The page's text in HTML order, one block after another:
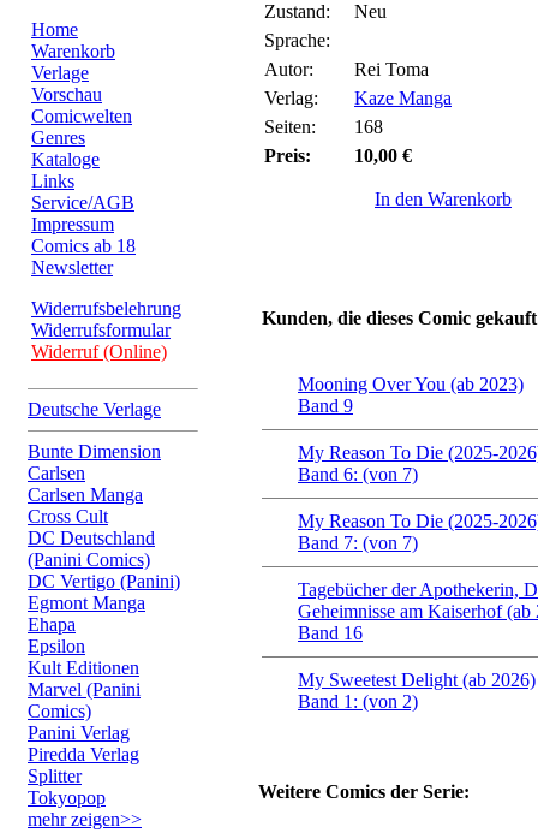
Home
Warenkorb
Verlage
Vorschau
Comicwelten
Genres
Kataloge
Links
Service/AGB
Impressum
Comics ab 18
Newsletter
Widerrufsbelehrung
Widerrufsformular
Widerruf (Online)
Deutsche Verlage
Bunte Dimension
Carlsen
Carlsen Manga
Cross Cult
DC Deutschland
(Panini Comics)
DC Vertigo (Panini)
Egmont Manga
Ehapa
Epsilon
Kult Editionen
Marvel (Panini
Comics)
Panini Verlag
Piredda Verlag
Splitter
Tokyopop
mehr zeigen>>
Zustand:
Neu
Sprache:
Autor:
Rei Toma
Verlag:
Kaze Manga
Seiten:
168
Preis:
10,00 €
In den Warenkorb
Kunden, die dieses Comic
Mooning Over You (ab 2023)
Band 9
My Reason To Die (2025-
Band 6: (von 7)
My Reason To Die (2025-
Band 7: (von 7)
Tagebücher der Apothekerin,
Geheimnisse am Kaiserhof (ab
Band 16
My Sweetest Delight (ab 2026)
Band 1: (von 2)
Weitere Comics der Serie: